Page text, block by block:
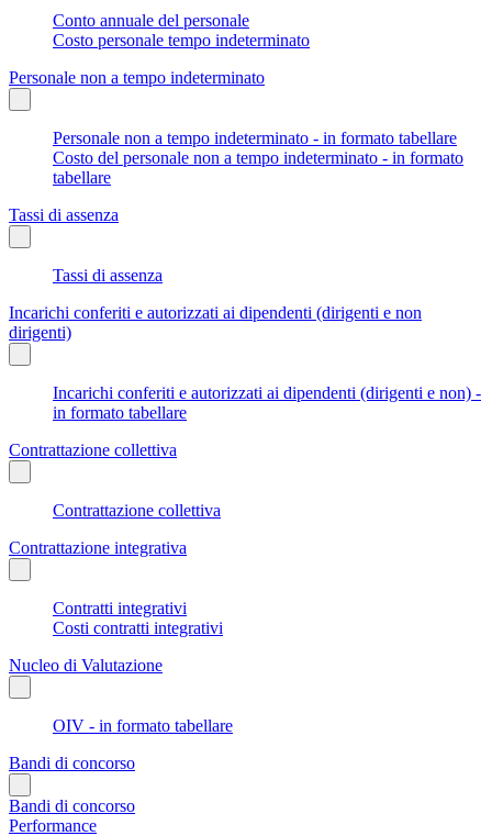
Conto annuale del personale
Costo personale tempo indeterminato
Personale non a tempo indeterminato
Personale non a tempo indeterminato - in formato tabellare
Costo del personale non a tempo indeterminato - in formato
tabellare
Tassi di assenza
Tassi di assenza
Incarichi conferiti e autorizzati ai dipendenti (dirigenti e non
dirigenti)
Incarichi conferiti e autorizzati ai dipendenti (dirigenti e non) -
in formato tabellare
Contrattazione collettiva
Contrattazione collettiva
Contrattazione integrativa
Contratti integrativi
Costi contratti integrativi
Nucleo di Valutazione
OIV - in formato tabellare
Bandi di concorso
Bandi di concorso
Performance